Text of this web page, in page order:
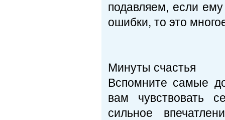
подавляем, если
ошибки, то это
Минуты счастья
Вспомните самые
вам чувствовать
сильное